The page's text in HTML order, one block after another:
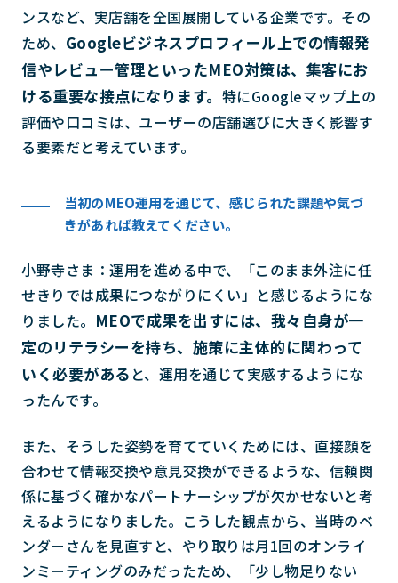
ンスなど、実店舗を全国展開している企業です。その
ため、 Googleビジネスプロフィール上での情報発
信やレビュー管理といったMEO対策は、集客にお
ける重要な接点になります。 特にGoogleマップ上の
評価や口コミは、ユーザーの店舗選びに大きく影響す
る要素だと考えています。
当初のMEO運用を通じて、感じられた課題や気づ
きがあれば教えてください。
小野寺さま：運用を進める中で、「このまま外注に任
せきりでは成果につながりにくい」と感じるようにな
りました。 MEOで成果を出すには、我々自身が一
定のリテラシーを持ち、施策に主体的に関わって
いく必要がある と、運用を通じて実感するようにな
ったんです。
また、そうした姿勢を育てていくためには、直接顔を
合わせて情報交換や意見交換ができるような、信頼関
係に基づく確かなパートナーシップが欠かせないと考
えるようになりました。こうした観点から、当時のベ
ンダーさんを見直すと、やり取りは月1回のオンライ
ンミーティングのみだったため、「少し物足りない